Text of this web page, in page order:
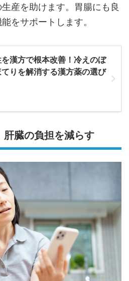
産を助けます。胃腸にも良
をサポートします。
漢方で根本改善！冷えのぼ
りを解消する漢方薬の選び
臓の負担を減らす